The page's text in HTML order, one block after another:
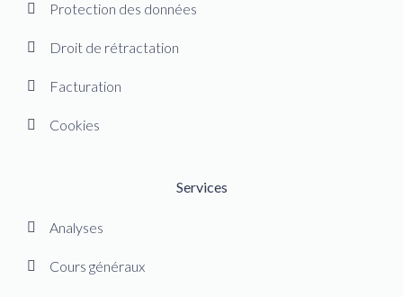
Protection des données
Droit de rétractation
Facturation
Cookies
Services
Analyses
Cours généraux